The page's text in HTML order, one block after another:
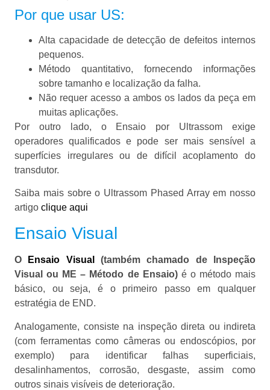
Por que usar US:
Alta capacidade de detecção de defeitos internos
pequenos.
Método quantitativo, fornecendo informações
sobre tamanho e localização da falha.
Não requer acesso a ambos os lados da peça em
muitas aplicações.
Por outro lado, o Ensaio por Ultrassom exige
operadores qualificados e pode ser mais sensível a
superfícies irregulares ou de difícil acoplamento do
transdutor.
Saiba mais sobre o Ultrassom Phased Array em nosso
artigo clique aqui
Ensaio Visual
O Ensaio Visual
(também chamado de Inspeção
Visual ou ME – Método de Ensaio) é o método mais
básico, ou seja, é o primeiro passo em qualquer
estratégia de END.
Analogamente, consiste na inspeção direta ou indireta
(com ferramentas como câmeras ou endoscópios, por
exemplo) para identificar falhas superficiais,
desalinhamentos, corrosão, desgaste, assim como
outros sinais visíveis de deterioração.